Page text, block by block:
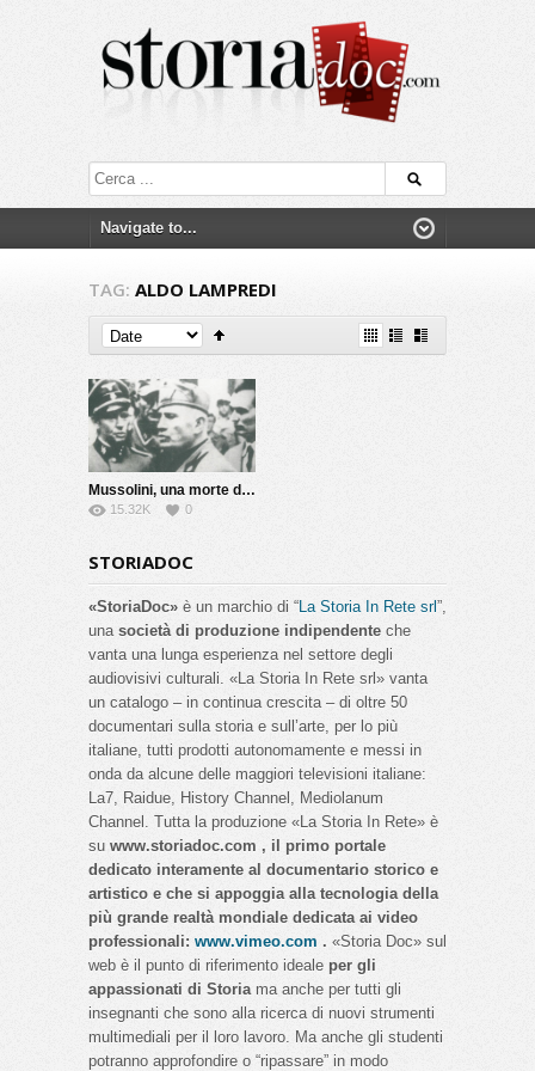
TAG: ALDO LAMPREDI
Mussolini, una morte da riscrivere
15.32K 0
STORIADOC
«StoriaDoc» è un marchio di “La Storia In Rete srl”,
una società di produzione indipendente che
vanta una lunga esperienza nel settore degli
audiovisivi culturali. «La Storia In Rete srl» vanta
un catalogo – in continua crescita – di oltre 50
documentari sulla storia e sull’arte, per lo più
italiane, tutti prodotti autonomamente e messi in
onda da alcune delle maggiori televisioni italiane:
La7, Raidue, History Channel, Mediolanum
Channel. Tutta la produzione «La Storia In Rete» è
su www.storiadoc.com , il primo portale
dedicato interamente al documentario storico e
artistico e che si appoggia alla tecnologia della
più grande realtà mondiale dedicata ai video
professionali: www.vimeo.com . «Storia Doc» sul
web è il punto di riferimento ideale per gli
appassionati di Storiama anche per tutti gli
insegnanti che sono alla ricerca di nuovi strumenti
multimediali per il loro lavoro. Ma anche gli studenti
potranno approfondire o “ripassare” in modo